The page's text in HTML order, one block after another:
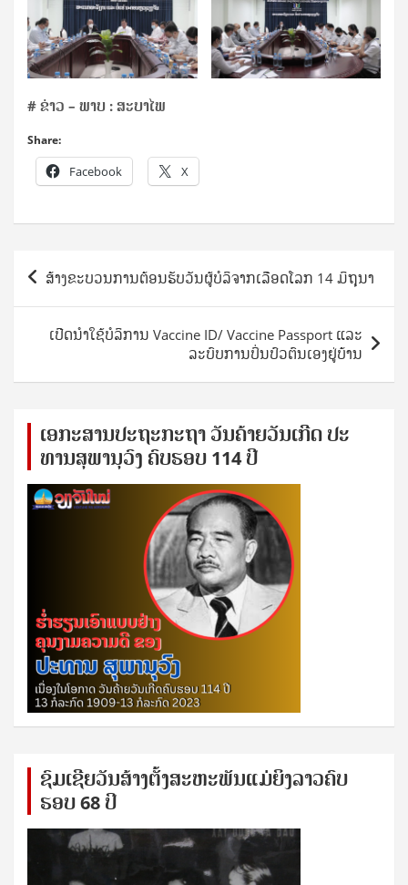
# ຂ່າວ – ພາບ : ສະບາໄພ
Share:
Facebook X
Post
navigation
ສ້າງຂະບວນການຕ້ອນຮັບວັນຜູ້ບໍລິຈາກເລືອດໂລກ 14 ມິຖຸນາ
ເປີດນໍາໃຊ້ບໍລິການ Vaccine ID/ Vaccine Passport ແລະ
ລະບົບການປິ່ນປົວຕົນເອງຢູ່ບ້ານ
ເອ​ກະ​ສານ​ປະ​ຖະ​ກະ​ຖ​າ ວັນ​ຄ້າຍ​ວັນ​ເກີດ ປ​ະ​
ທານ​ສຸ​ພາ​ນຸ​ວົງ ຄົບ​ຮອບ 114 ປີ
ຊົ​ມ​ເຊີຍ​ວັນ​ສ້າງ​ຕັ້ງ​ສະ​ຫະ​ພັນ​ແມ່​ຍິງ​​ລາວຄົບ​
ຮອບ 68 ປິ